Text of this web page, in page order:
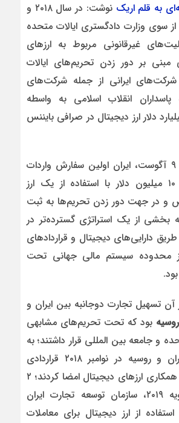
به قلم اریک
نوشت: در سال ۲۰۱۸ و
سوی وزارت دادگستری ایالات متحده
غیرقانونی مربوط به ارزهای
مبنی بر دور زدن تحریم‌های ایالات
ایرانی از جمله شرکت‌های
انقلاب اسلامی به واسطه
دلار ارز دیجیتال در صرافی بایننس
پیش از آن و در ۹ آگوست، ایران اولین سفارش واردات
خود را به مبلغ ۱۰ میلیون دلار با استفاده از یک ارز
و در جهت دور زدن تحریم‌ها به ثبت
بخشی از یک استراتژی گسترده‌تر در
دارایی‌های دیجیتال و قراردادهای
محدوده سیستم مالی جهانی تحت
تسهیل تجارت دوجانبه بین ایران و
روسیه بود که تحت تحریم‌های مشابهی
و جامعه بین المللی قرار داشتند؛ به
همین منظور، ایران و روسیه در نوامبر ۲۰۱۸ قراردادی
دوجانبه در زمینه همکاری ارزهای دیجیتال امضا کردند؛ ۲
ماه بعد، در ژانویه ۲۰۱۹، سازمان توسعه تجارت ایران
استفاده از ارز دیجیتال برای معاملات